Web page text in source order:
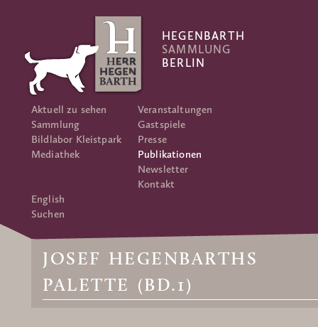
HEGENBARTH
SAMMLUNG
BERLIN
Aktuell zu sehen
Sammlung
Bildlabor Kleistpark
Mediathek
Veranstaltungen
Gastspiele
Presse
Publikationen
Newsletter
Kontakt
English
Suchen
JOSEF HEGENBARTHS
PALETTE (BD.1)